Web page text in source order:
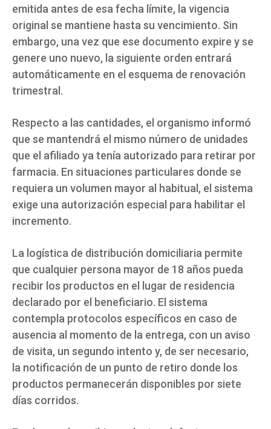
emitida antes de esa fecha límite, la vigencia
original se mantiene hasta su vencimiento. Sin
embargo, una vez que ese documento expire y se
genere uno nuevo, la siguiente orden entrará
automáticamente en el esquema de renovación
trimestral.
Respecto a las cantidades, el organismo informó
que se mantendrá el mismo número de unidades
que el afiliado ya tenía autorizado para retirar por
farmacia. En situaciones particulares donde se
requiera un volumen mayor al habitual, el sistema
exige una autorización especial para habilitar el
incremento.
La logística de distribución domiciliaria permite
que cualquier persona mayor de 18 años pueda
recibir los productos en el lugar de residencia
declarado por el beneficiario. El sistema
contempla protocolos específicos en caso de
ausencia al momento de la entrega, con un aviso
de visita, un segundo intento y, de ser necesario,
la notificación de un punto de retiro donde los
productos permanecerán disponibles por siete
días corridos.